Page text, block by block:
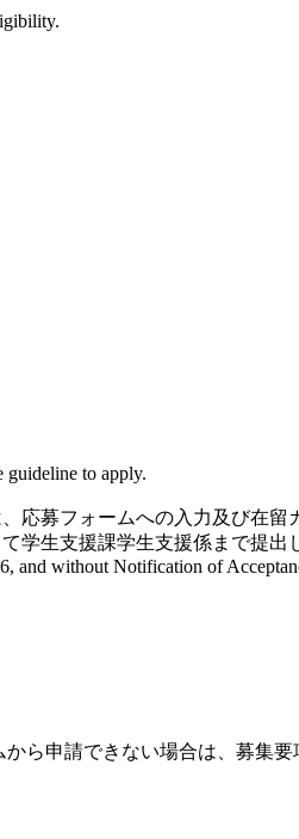
guideline to apply.
応募フォームへの入力及び在
学生支援課学生支援係まで提出
and without Notification of
ら申請できない場合は、募集要